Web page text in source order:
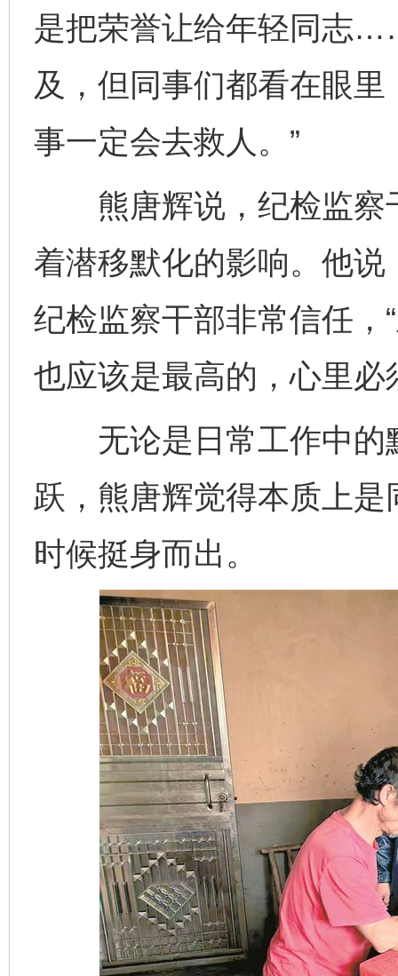
是把荣誉让给年轻同志
及，但同事们都看在眼
事一定会去救人。”
熊唐辉说，纪检监察
着潜移默化的影响。他
纪检监察干部非常信任，
也应该是最高的，心里必
无论是日常工作中的
跃，熊唐辉觉得本质上
时候挺身而出。